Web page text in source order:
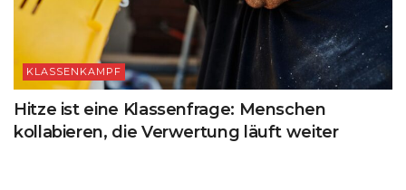
KLASSENKAMPF
Hitze ist eine Klassenfrage: Menschen
kollabieren, die Verwertung läuft weiter